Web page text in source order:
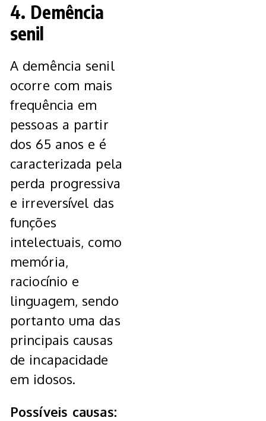
4. Demência
senil
A demência senil
ocorre com mais
frequência em
pessoas a partir
dos 65 anos e é
caracterizada pela
perda progressiva
e irreversível das
funções
intelectuais, como
memória,
raciocínio e
linguagem, sendo
portanto uma das
principais causas
de incapacidade
em idosos.
Possíveis causas: